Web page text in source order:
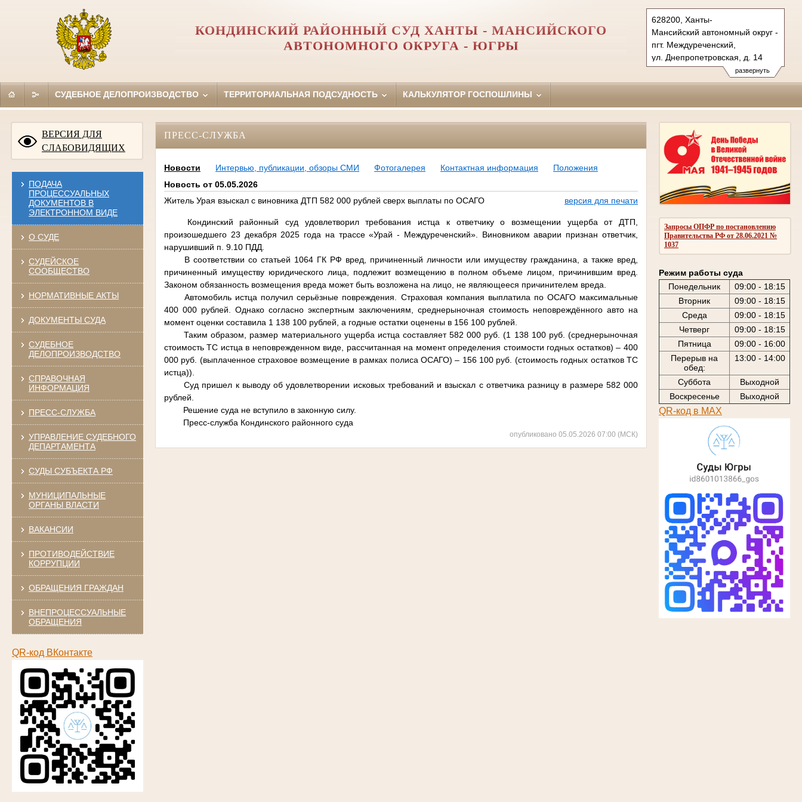
развернуть
628200, Ханты-
Мансийский автономный округ -
пгт. Междуреченский,
ул. Днепропетровская, д. 14
Тел.: (34677) 329-59
kondinsk.hmao@sudrf.ru
КОНДИНСКИЙ РАЙОННЫЙ СУД ХАНТЫ - МАНСИЙСКОГО
АВТОНОМНОГО ОКРУГА - ЮГРЫ
СУДЕБНОЕ ДЕЛОПРОИЗВОДСТВО ТЕРРИТОРИАЛЬНАЯ ПОДСУДНОСТЬ КАЛЬКУЛЯТОР ГОСПОШЛИНЫ
ВЕРСИЯ ДЛЯ
СЛАБОВИДЯЩИХ
ПОДАЧА
ПРОЦЕССУАЛЬНЫХ
ДОКУМЕНТОВ В
ЭЛЕКТРОННОМ ВИДЕ
О СУДЕ
СУДЕЙСКОЕ
СООБЩЕСТВО
НОРМАТИВНЫЕ АКТЫ
ДОКУМЕНТЫ СУДА
СУДЕБНОЕ
ДЕЛОПРОИЗВОДСТВО
СПРАВОЧНАЯ
ИНФОРМАЦИЯ
ПРЕСС-СЛУЖБА
УПРАВЛЕНИЕ СУДЕБНОГО
ДЕПАРТАМЕНТА
СУДЫ СУБЪЕКТА РФ
МУНИЦИПАЛЬНЫЕ
ОРГАНЫ ВЛАСТИ
ВАКАНСИИ
ПРОТИВОДЕЙСТВИЕ
КОРРУПЦИИ
ОБРАЩЕНИЯ ГРАЖДАН
ВНЕПРОЦЕССУАЛЬНЫЕ
ОБРАЩЕНИЯ
QR-код ВКонтакте
Запросы ОПФР по постановлению
Правительства РФ от 28.06.2021 №
1037
Режим работы суда
Понедельник
09:00 - 18:15
Вторник
09:00 - 18:15
Среда
09:00 - 18:15
Четверг
09:00 - 18:15
Пятница
09:00 - 16:00
Перерыв на
обед:
13:00 - 14:00
Суббота
Выходной
Воскресенье
Выходной
QR-код в МАХ
ПРЕСС-СЛУЖБА
Новости Интервью, публикации, обзоры СМИ Фотогалерея Контактная информация
Положения
Новость от 05.05.2026
Житель Урая взыскал с виновника ДТП 582 000 рублей сверх выплаты по ОСАГО
версия для печати
Кондинский районный суд удовлетворил требования истца к ответчику о возмещении ущерба от ДТП,
произошедшего 23 декабря 2025 года на трассе «Урай - Междуреченский». Виновником аварии признан ответчик,
нарушивший п. 9.10 ПДД.
В соответствии со статьей 1064 ГК РФ вред, причиненный личности или имуществу гражданина, а также вред,
причиненный имуществу юридического лица, подлежит возмещению в полном объеме лицом, причинившим вред.
Законом обязанность возмещения вреда может быть возложена на лицо, не являющееся причинителем вреда.
Автомобиль истца получил серьёзные повреждения. Страховая компания выплатила по ОСАГО максимальные
400 000 рублей. Однако согласно экспертным заключениям, среднерыночная стоимость неповреждённого авто на
момент оценки составила 1 138 100 рублей, а годные остатки оценены в 156 100 рублей.
Таким образом, размер материального ущерба истца составляет 582 000 руб. (1 138 100 руб. (среднерыночная
стоимость ТС истца в неповрежденном виде, рассчитанная на момент определения стоимости годных остатков) – 400
000 руб. (выплаченное страховое возмещение в рамках полиса ОСАГО) – 156 100 руб. (стоимость годных остатков ТС
истца)).
Суд пришел к выводу об удовлетворении исковых требований и взыскал с ответчика разницу в размере 582 000
рублей.
Решение суда не вступило в законную силу.
Пресс-служба Кондинского районного суда
опубликовано 05.05.2026 07:00 (МСК)